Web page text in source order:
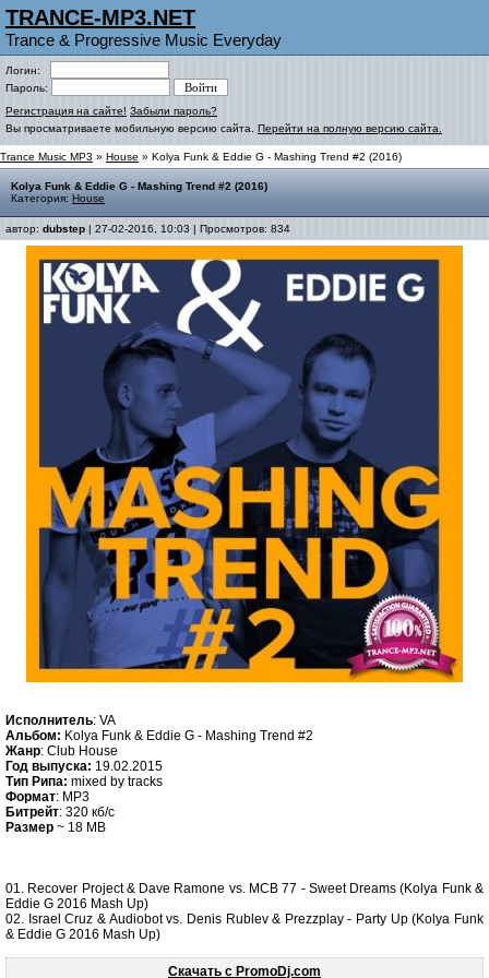
TRANCE-MP3.NET
Trance & Progressive Music Everyday
Логин:
Пароль:
Регистрация на сайте! Забыли пароль?
Вы просматриваете мобильную версию сайта. Перейти на полную версию сайта.
Trance Music MP3 » House » Kolya Funk & Eddie G - Mashing Trend #2 (2016)
Kolya Funk & Eddie G - Mashing Trend #2 (2016)
Категория: House
автор: dubstep | 27-02-2016, 10:03 | Просмотров: 834
Исполнитель: VA
Альбом: Kolya Funk & Eddie G - Mashing Trend #2
Жанр: Club House
Год выпуска: 19.02.2015
Тип Рипа: mixed by tracks
Формат: MP3
Битрейт: 320 кб/c
Размер ~ 18 MB
01. Recover Project & Dave Ramone vs. MCB 77 - Sweet Dreams (Kolya Funk &
Eddie G 2016 Mash Up)
02. Israel Cruz & Audiobot vs. Denis Rublev & Prezzplay - Party Up (Kolya Funk
& Eddie G 2016 Mash Up)
Скачать c PromoDj.com